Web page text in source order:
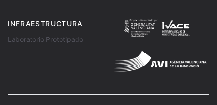
INFRAESTRUCTURA
Laboratorio Prototipado